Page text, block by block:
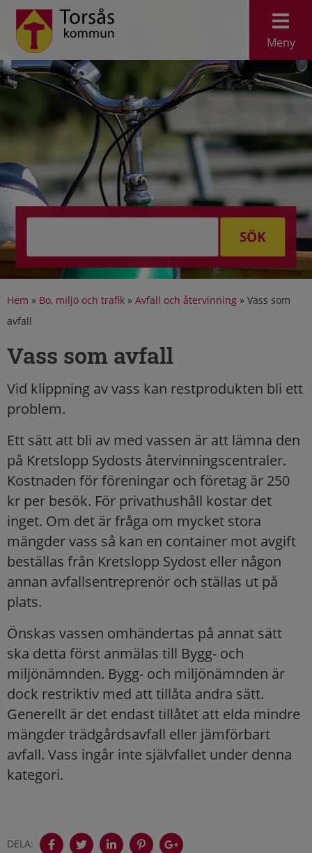
Meny
SÖK
Hem » Bo, miljö och trafik » Avfall och återvinning » Vass som
avfall
Vass som avfall
Vid klippning av vass kan restprodukten bli ett
problem.
Ett sätt att bli av med vassen är att lämna den
på Kretslopp Sydosts återvinningscentraler.
Kostnaden för föreningar och företag är 250
kr per besök. För privathushåll kostar det
inget. Om det är fråga om mycket stora
mängder vass så kan en container mot avgift
beställas från Kretslopp Sydost eller någon
annan avfallsentreprenör och ställas ut på
plats.
Önskas vassen omhändertas på annat sätt
ska detta först anmälas till Bygg- och
miljönämnden. Bygg- och miljönämnden är
dock restriktiv med att tillåta andra sätt.
Generellt är det endast tillåtet att elda mindre
mängder trädgårdsavfall eller jämförbart
avfall. Vass ingår inte självfallet under denna
kategori.
DELA: